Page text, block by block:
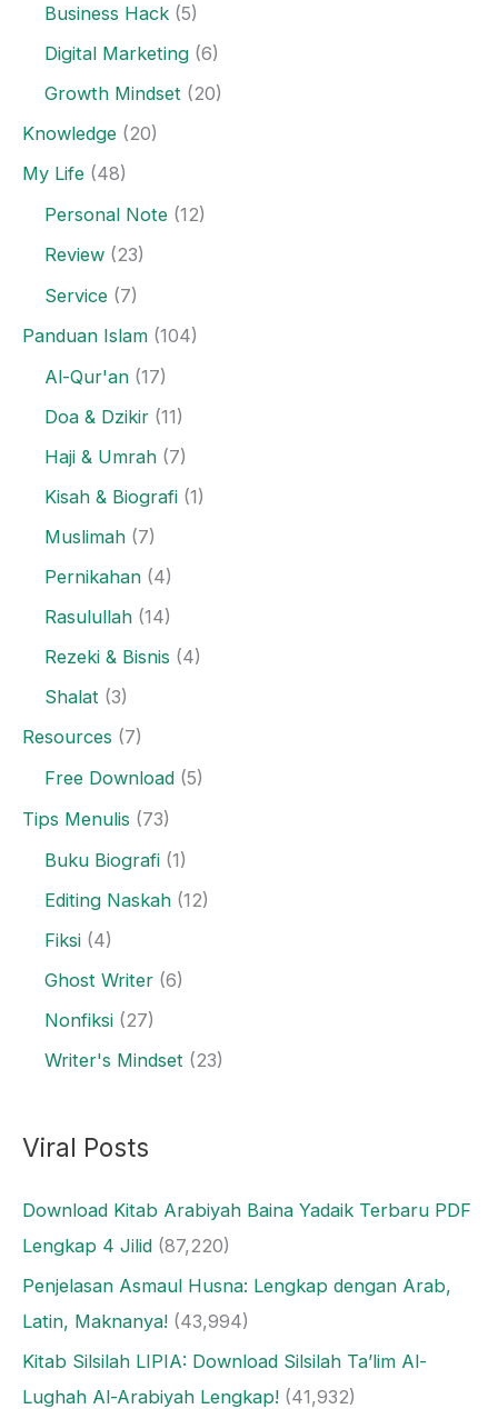
Business Hack (5)
Digital Marketing (6)
Growth Mindset (20)
Knowledge (20)
My Life (48)
Personal Note (12)
Review (23)
Service (7)
Panduan Islam (104)
Al-Qur'an (17)
Doa & Dzikir (11)
Haji & Umrah (7)
Kisah & Biografi (1)
Muslimah (7)
Pernikahan (4)
Rasulullah (14)
Rezeki & Bisnis (4)
Shalat (3)
Resources (7)
Free Download (5)
Tips Menulis (73)
Buku Biografi (1)
Editing Naskah (12)
Fiksi (4)
Ghost Writer (6)
Nonfiksi (27)
Writer's Mindset (23)
Viral Posts
Download Kitab Arabiyah Baina Yadaik Terbaru PDF
Lengkap 4 Jilid (87,220)
Penjelasan Asmaul Husna: Lengkap dengan Arab,
Latin, Maknanya! (43,994)
Kitab Silsilah LIPIA: Download Silsilah Ta’lim Al-
Lughah Al-Arabiyah Lengkap! (41,932)